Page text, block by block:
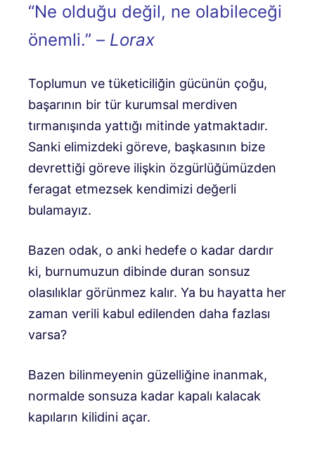
“Ne olduğu değil, ne olabileceği
önemli.” – Lorax
Toplumun ve tüketiciliğin gücünün çoğu,
başarının bir tür kurumsal merdiven
tırmanışında yattığı mitinde yatmaktadır.
Sanki elimizdeki göreve, başkasının bize
devrettiği göreve ilişkin özgürlüğümüzden
feragat etmezsek kendimizi değerli
bulamayız.
Bazen odak, o anki hedefe o kadar dardır
ki, burnumuzun dibinde duran sonsuz
olasılıklar görünmez kalır. Ya bu hayatta her
zaman verili kabul edilenden daha fazlası
varsa?
Bazen bilinmeyenin güzelliğine inanmak,
normalde sonsuza kadar kapalı kalacak
kapıların kilidini açar.